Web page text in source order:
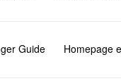
Guide Homepage